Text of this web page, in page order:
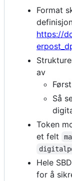
Format
https://
av
Så
Token
et felt
Hele
for å